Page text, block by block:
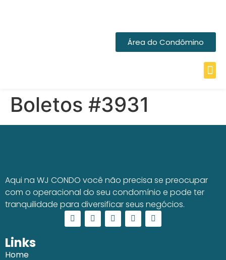
Área do Condômino
Boletos #3931
Aqui na WJ CONDO você não precisa se preocupar
com o operacional do seu condomínio e pode ter
tranquilidade para diversificar seus negócios.
Links
Home